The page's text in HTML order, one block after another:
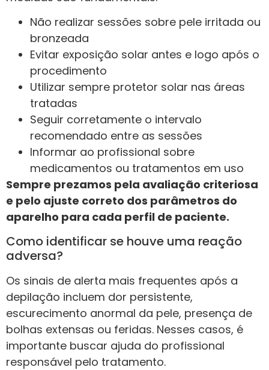
Não realizar sessões sobre pele irritada ou
bronzeada
Evitar exposição solar antes e logo após o
procedimento
Utilizar sempre protetor solar nas áreas
tratadas
Seguir corretamente o intervalo
recomendado entre as sessões
Informar ao profissional sobre
medicamentos ou tratamentos em uso
Sempre prezamos pela avaliação criteriosa
e pelo ajuste correto dos parâmetros do
aparelho para cada perfil de paciente.
Como identificar se houve uma reação
adversa?
Os sinais de alerta mais frequentes após a
depilação incluem dor persistente,
escurecimento anormal da pele, presença de
bolhas extensas ou feridas. Nesses casos, é
importante buscar ajuda do profissional
responsável pelo tratamento.